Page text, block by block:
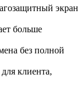
экран
больше
без полной
клиента,